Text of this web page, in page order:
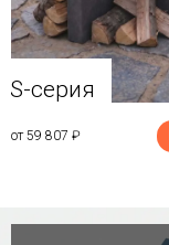
S-серия
от 59 807 ₽